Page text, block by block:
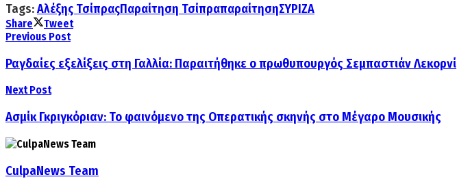
Tags:Αλέξης ΤσίπραςΠαραίτηση ΤσίπραπαραίτησηΣΥΡΙΖΑ
Share
Tweet
Previous Post
Ραγδαίες εξελίξεις στη Γαλλία: Παραιτήθηκε ο πρωθυπουργός Σεμπαστιάν Λεκορνί
Next Post
Ασμίκ Γκριγκόριαν: Το φαινόμενο της Οπερατικής σκηνής στο Μέγαρο Μουσικής
CulpaNews Team